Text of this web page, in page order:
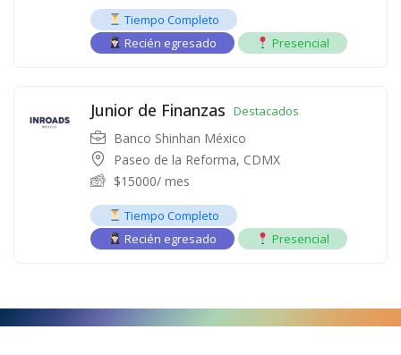
Tiempo Completo
Recién egresado
Presencial
Junior de Finanzas Destacados
Banco Shinhan México
Paseo de la Reforma, CDMX
$15000/ mes
Tiempo Completo
Recién egresado
Presencial